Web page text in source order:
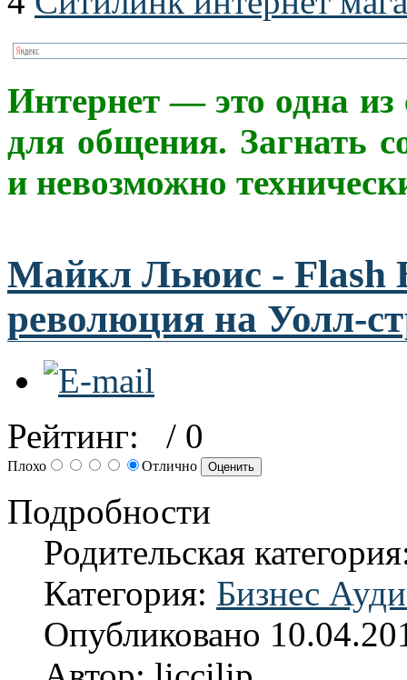
Интернет — это одна
для общения. Загнать
и невозможно
Майкл Льюис - Flash
революция на Уолл-
Рейтинг: / 0
Плохо Отлично
Подробности
Родительская
Категория: Бизнес
Опубликовано